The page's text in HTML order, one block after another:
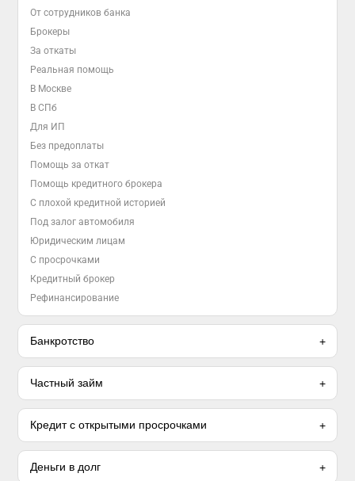
От сотрудников банка
Брокеры
За откаты
Реальная помощь
В Москве
В СПб
Для ИП
Без предоплаты
Помощь за откат
Помощь кредитного брокера
С плохой кредитной историей
Под залог автомобиля
Юридическим лицам
С просрочками
Кредитный брокер
Рефинансирование
Банкротство
Частный займ
Кредит с открытыми просрочками
Деньги в долг